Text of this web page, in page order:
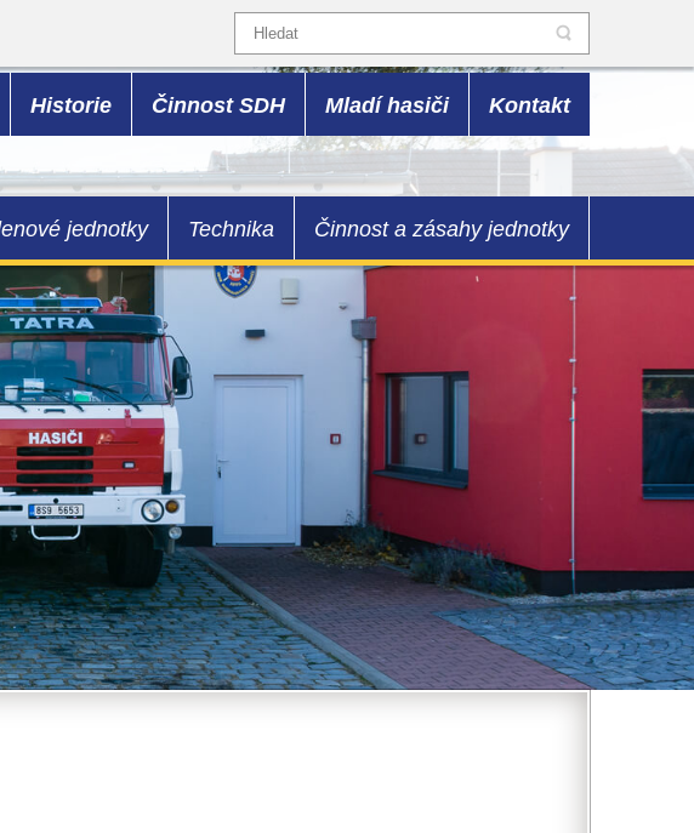
Historie Činnost SDH Mladí hasiči Kontakt
jednotky Technika Činnost a zásahy jednotky